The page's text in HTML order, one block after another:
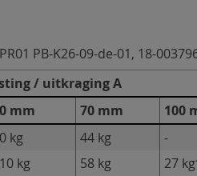
PB-K26-09-de-01, 18-
/ uitkraging A
mm 70 mm 100
kg 44 kg -
kg 58 kg 27